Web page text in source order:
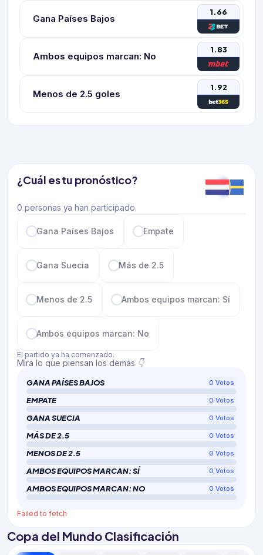
Gana Países Bajos
1.66
Ambos equipos marcan: No
1.83
Menos de 2.5 goles
1.92
¿Cuál es tu pronóstico?
0 personas ya han participado.
Gana Países Bajos Empate
Gana Suecia Más de 2.5
Menos de 2.5 Ambos equipos marcan: Sí
Ambos equipos marcan: No
El partido ya ha comenzado.
Mira lo que piensan los demás 👇
GANA PAÍSES BAJOS 0 Votos
EMPATE 0 Votos
GANA SUECIA 0 Votos
MÁS DE 2.5 0 Votos
MENOS DE 2.5 0 Votos
AMBOS EQUIPOS MARCAN: SÍ 0 Votos
AMBOS EQUIPOS MARCAN: NO 0 Votos
Failed to fetch
Copa del Mundo Clasificación